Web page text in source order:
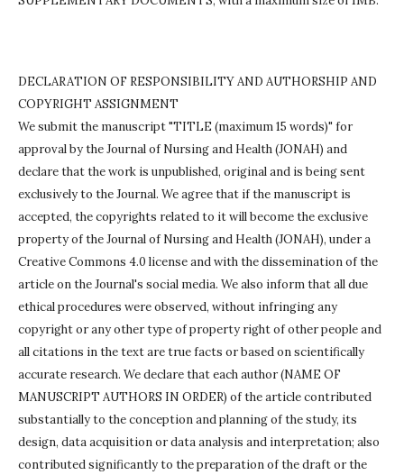
DECLARATION OF RESPONSIBILITY AND AUTHORSHIP AND
COPYRIGHT ASSIGNMENT
We submit the manuscript "TITLE (maximum 15 words)" for
approval by the Journal of Nursing and Health (JONAH) and
declare that the work is unpublished, original and is being sent
exclusively to the Journal. We agree that if the manuscript is
accepted, the copyrights related to it will become the exclusive
property of the Journal of Nursing and Health (JONAH), under a
Creative Commons 4.0 license and with the dissemination of the
article on the Journal's social media. We also inform that all due
ethical procedures were observed, without infringing any
copyright or any other type of property right of other people and
all citations in the text are true facts or based on scientifically
accurate research. We declare that each author (NAME OF
MANUSCRIPT AUTHORS IN ORDER) of the article contributed
substantially to the conception and planning of the study, its
design, data acquisition or data analysis and interpretation; also
contributed significantly to the preparation of the draft or the